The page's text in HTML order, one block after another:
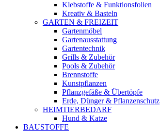
Klebstoffe & Funktionsfolien
Kreativ & Basteln
GARTEN & FREIZEIT
Gartenmöbel
Gartenausstattung
Gartentechnik
Grills & Zubehör
Pools & Zubehör
Brennstoffe
Kunstpflanzen
Pflanzgefäße & Übertöpfe
Erde, Dünger & Pflanzenschutz
HEIMTIERBEDARF
Hund & Katze
BAUSTOFFE